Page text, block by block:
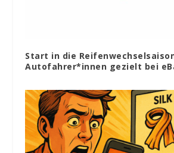
Start in die
Autofahrer*innen gezielt bei